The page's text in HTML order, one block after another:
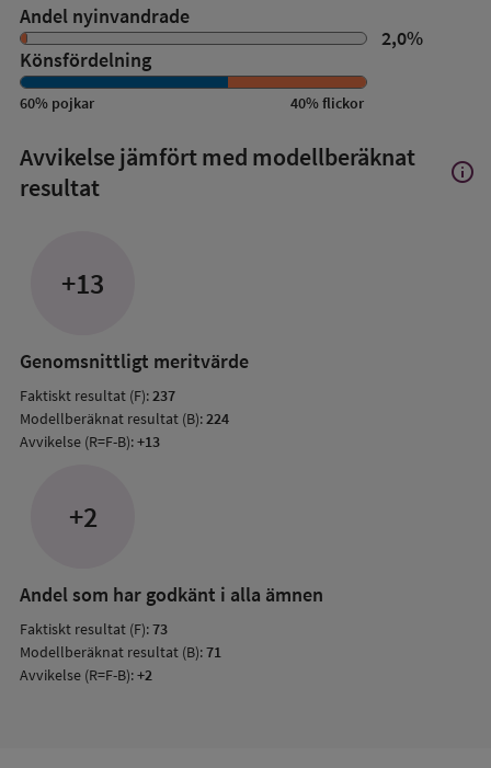
Andel nyinvandrade
2,0%
Könsfördelning
60% pojkar 40%flickor
Avvikelse jämfört med modellberäknat
resultat
Visa
info
+13
Genomsnittligt meritvärde
Faktiskt resultat (F):237
Modellberäknat resultat (B):224
Avvikelse (R=F-B):+13
+2
Andel som har godkänt i alla ämnen
Faktiskt resultat (F):73
Modellberäknat resultat (B):71
Avvikelse (R=F-B):+2